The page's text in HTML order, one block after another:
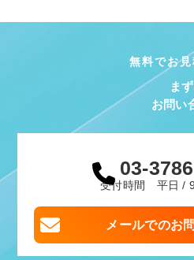
無料でお見
ま
お問い
03-
受付時間 平日 /
メールでのお